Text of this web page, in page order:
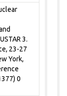
3.
23-27
York,
0